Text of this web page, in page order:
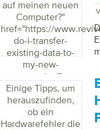
auf meinen neuen
Computer?"
href="https://
do-i-transfer-
existing-data-to-
my-new-
computer/">
Einige Tipps, um
herauszufinden,
ob ein
Hardwarefehler die